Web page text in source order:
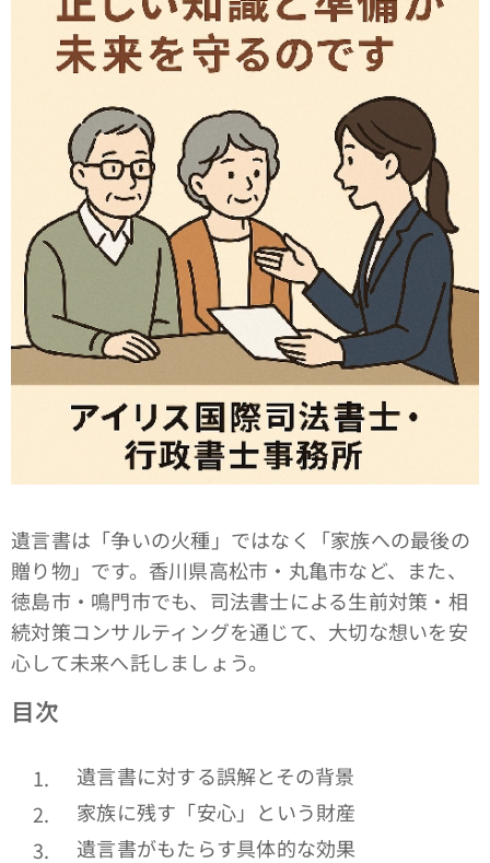
遺言書は「争いの火種」ではなく「家族への最後の
贈り物」です。香川県高松市・丸亀市など、また、
徳島市・鳴門市でも、司法書士による生前対策・相
続対策コンサルティングを通じて、大切な想いを安
心して未来へ託しましょう。
目次
遺言書に対する誤解とその背景
家族に残す「安心」という財産
遺言書がもたらす具体的な効果